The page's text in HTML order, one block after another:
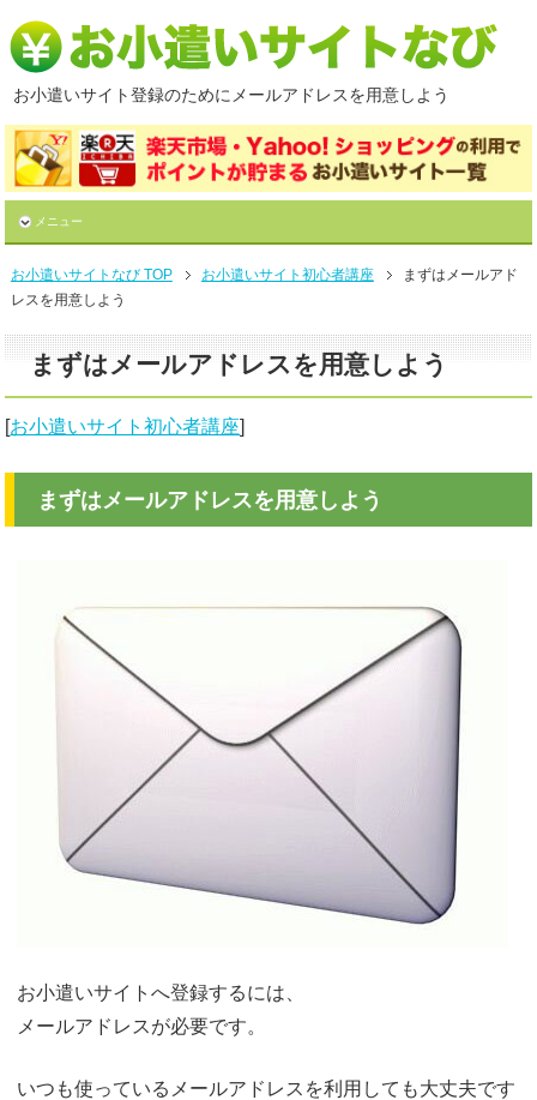
お小遣いサイト登録のためにメールアドレスを用意しよう
メニュー
お小遣いサイトなび TOP お小遣いサイト初心者講座
まずはメールアド
レスを用意しよう
まずはメールアドレスを用意しよう
[お小遣いサイト初心者講座]
まずはメールアドレスを用意しよう
お小遣いサイトへ登録するには、
メールアドレスが必要です。
いつも使っているメールアドレスを利用しても大丈夫です